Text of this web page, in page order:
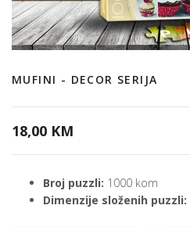
MUFINI - DECOR SERIJA
18,00 KM
Broj puzzli: 1000 kom
Dimenzije složenih puzzli: